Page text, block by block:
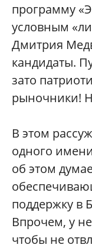
программу
условным
Дмитрия
кандидаты.
зато
рыночники!
В этом
одного
об этом
поддержку в
Впрочем, у
чтобы не